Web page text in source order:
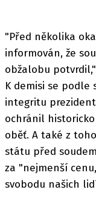
"Před několika
informován, že
obžalobu
K demisi se podle
integritu
ochránil
oběť. A také z
státu před
za "nejmenší
svobodu našich